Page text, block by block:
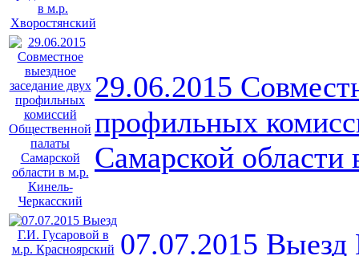
29.06.2015
профильных
Самарской
07.07.2015